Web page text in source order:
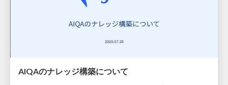
AIQAのナレッジ構築について